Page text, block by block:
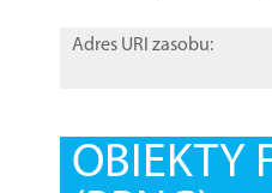
Adres URI zasobu:
OBIEKTY